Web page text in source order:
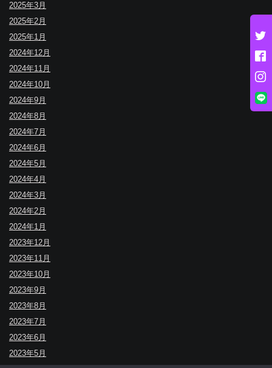
2025年3月
2025年2月
2025年1月
2024年12月
2024年11月
2024年10月
2024年9月
2024年8月
2024年7月
2024年6月
2024年5月
2024年4月
2024年3月
2024年2月
2024年1月
2023年12月
2023年11月
2023年10月
2023年9月
2023年8月
2023年7月
2023年6月
2023年5月